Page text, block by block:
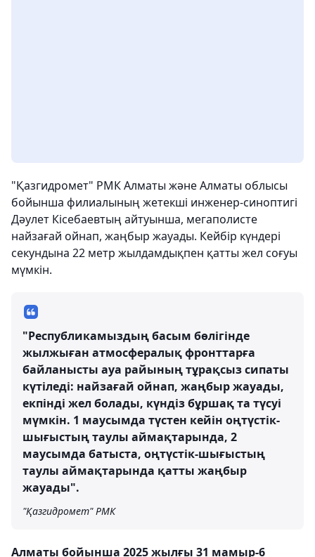
"Қазгидромет" РМК Алматы және Алматы облысы
бойынша филиалының жетекші инженер-синоптигі
Дәулет Кісебаевтың айтуынша, мегаполисте
найзағай ойнап, жаңбыр жауады. Кейбір күндері
секундына 22 метр жылдамдықпен қатты жел соғуы
мүмкін.
"Республикамыздың басым бөлігінде
жылжыған атмосфералық фронттарға
байланысты ауа райының тұрақсыз сипаты
күтіледі: найзағай ойнап, жаңбыр жауады,
екпінді жел болады, күндіз бұршақ та түсуі
мүмкін. 1 маусымда түстен кейін оңтүстік-
шығыстың таулы аймақтарында, 2
маусымда батыста, оңтүстік-шығыстың
таулы аймақтарында қатты жаңбыр
жауады".
"Қазгидромет" РМК
Алматы бойынша 2025 жылғы 31 мамыр-6